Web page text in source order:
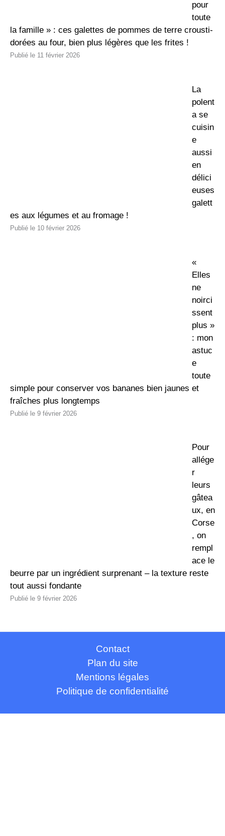
pour
toute
la famille » : ces galettes de pommes de terre crousti-
dorées au four, bien plus légères que les frites !
11 février 2026
La
polent
a se
cuisin
e
aussi
en
délici
euses
galett
es aux légumes et au fromage !
10 février 2026
«
Elles
ne
noirci
ssent
plus »
: mon
astuc
e
toute
simple pour conserver vos bananes bien jaunes et
fraîches plus longtemps
9 février 2026
Pour
allége
r
leurs
gâtea
ux, en
Corse
, on
rempl
ace le
beurre par un ingrédient surprenant – la texture reste
tout aussi fondante
9 février 2026
Contact
Plan du site
Mentions légales
Politique de confidentialité